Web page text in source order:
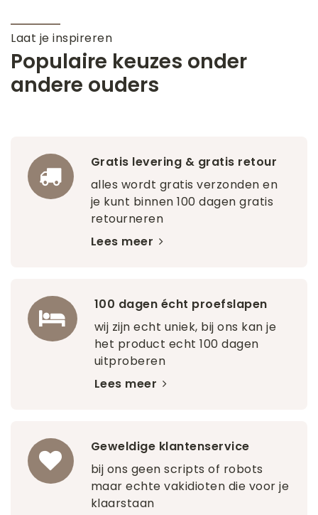
Laat je inspireren
Populaire keuzes onder
andere ouders
Gratis levering & gratis retour
alles wordt gratis verzonden en
je kunt binnen 100 dagen gratis
retourneren
Lees meer
100 dagen écht proefslapen
wij zijn echt uniek, bij ons kan je
het product echt 100 dagen
uitproberen
Lees meer
Geweldige klantenservice
bij ons geen scripts of robots
maar echte vakidioten die voor je
klaarstaan